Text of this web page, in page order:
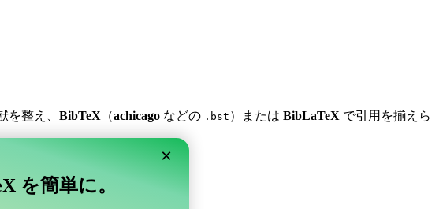
を整え、 BibTeX （achicago などの .bst ）または BibLaTeX で引用を揃えら
すか？
か？”
×
を簡単に。